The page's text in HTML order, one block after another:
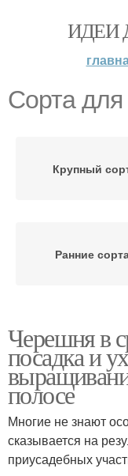
ИДЕИ
Сорта для
Крупный
Ранние
Самоплодные
Черешня в
посадка и
полосе
Многие не знают
сказывается на
приусадебных